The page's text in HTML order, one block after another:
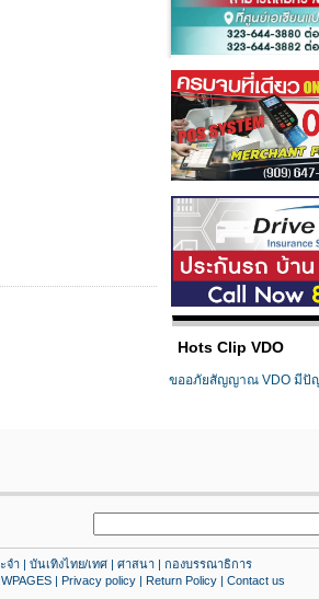
Hots Clip VDO
ขออภัยสัญญาณ VDO มีปั
จํา| บันเทิงไทย/เทศ| ศาสนา| กองบรรณาธิการ
| Privacy policy| Return Policy| Contact us